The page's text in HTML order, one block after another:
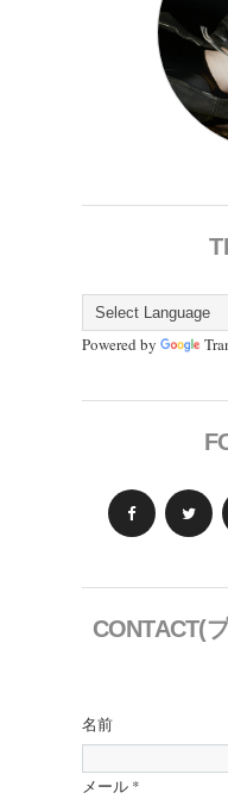
Powered by
CONTACT(
名前
メール *